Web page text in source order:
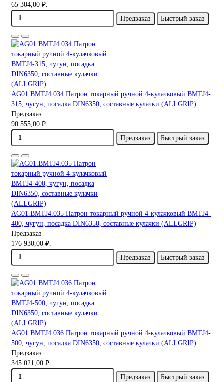
65 304,00 ₽.
Предзаказ
Быстрый заказ
AG01.BMTJ4.034 Патрон токарный ручной 4-кулачковый BMTJ4-
315, чугун, посадка DIN6350, составные кулачки (ALLGRIP)
Предзаказ
90 555,00 ₽.
Предзаказ
Быстрый заказ
AG01.BMTJ4.035 Патрон токарный ручной 4-кулачковый BMTJ4-
400, чугун, посадка DIN6350, составные кулачки (ALLGRIP)
Предзаказ
176 930,00 ₽.
Предзаказ
Быстрый заказ
AG01.BMTJ4.036 Патрон токарный ручной 4-кулачковый BMTJ4-
500, чугун, посадка DIN6350, составные кулачки (ALLGRIP)
Предзаказ
345 021,00 ₽.
Предзаказ
Быстрый заказ